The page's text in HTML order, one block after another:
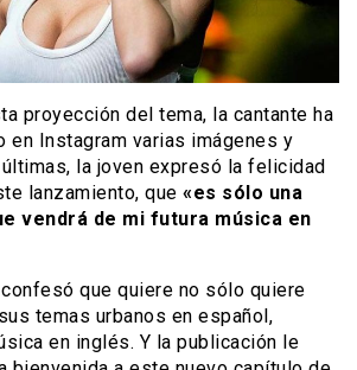
proyección del tema, la cantante ha
en Instagram varias imágenes y
la joven expresó la felicidad
lanzamiento, que «es sólo una
vendrá de mi futura música en
que quiere no sólo quiere
temas urbanos en español,
en inglés. Y la publicación le